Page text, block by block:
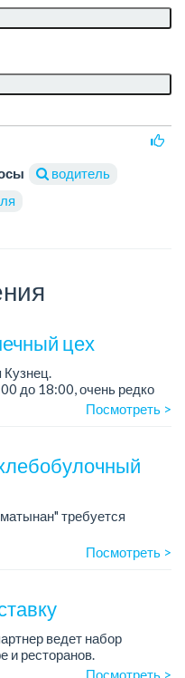
водитель
цех
Кузнец.
до 18:00, очень редко
Посмотреть >
требуется
+ бесплатный обед.
Посмотреть >
ведет набор
и ресторанов.
Посмотреть >